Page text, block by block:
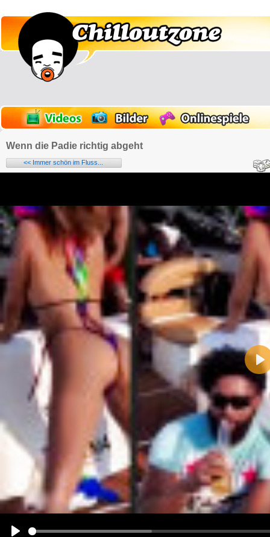
Wenn die Padie richtig abgeht
<< Immer schön im Fluss...
E-Mail-Adresse (optional):
Kommentar:
Alle HTML-Tags außer <br>, <strike> und <i> werden aus Deinem Kommentar entfernt.
URLs werden automatisch umgewandelt. Bitte verwende "www." oder "http://" in URLs
Ich möchte eine E-Mail, wenn auf dieser Seite weitere Kommentare erscheinen.